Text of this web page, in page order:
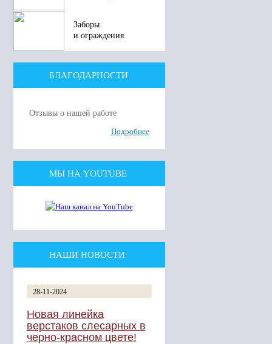
Заборы
и ограждения
БЛАГОДАРНОСТИ
Отзывы о нашей работе
Подробнее
МЫ НА YOUTUBE
НАШИ НОВОСТИ
28-11-2024
Новая линейка
верстаков слесарных в
черно-красном цвете!